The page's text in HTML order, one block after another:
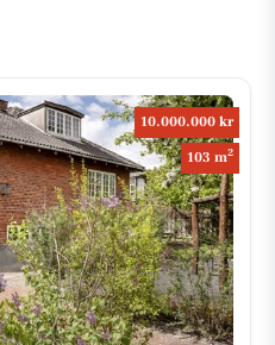
10.000.000 kr
103 m2